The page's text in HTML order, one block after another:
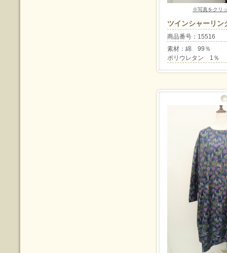
※写真をクリ
ツインシャーリン
商品番号：15516
素材：綿 99％
ポリウレタン 1％